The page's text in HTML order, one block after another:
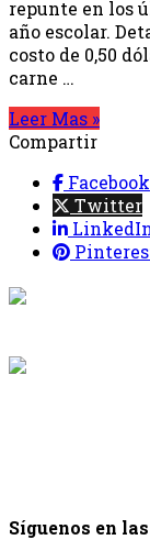
repunte en los
año escolar.
costo de 0,50
carne …
Leer Mas »
Compartir
Facebook
Twitter
Síguenos en